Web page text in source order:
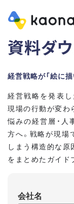
資料ダ
経営戦略が「絵に
経営戦略を発表し
現場の行動が変わ
悩みの経営層・人
方へ。戦略が現場
しまう構造的な原
をまとめたガイド
本資料では、自律
と、タレントマネ
会社名